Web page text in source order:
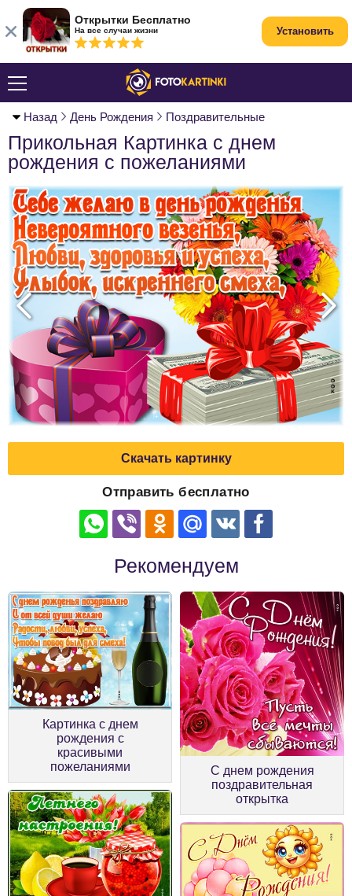
Назад День Рождения Поздравительные
Прикольная Картинка с днем
рождения с пожеланиями
Скачать картинку
Отправить бесплатно
Рекомендуем
Картинка с днем
рождения с
красивыми
пожеланиями
С днем рождения
поздравительная
открытка
Открытки Бесплатно
На все случаи жизни Установить